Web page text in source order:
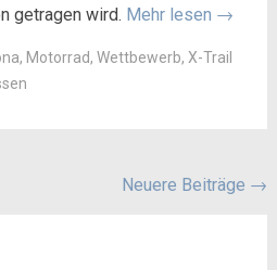
getragen wird. Mehr lesen →
, Motorrad, Wettbewerb, X-Trail
Neuere Beiträge →